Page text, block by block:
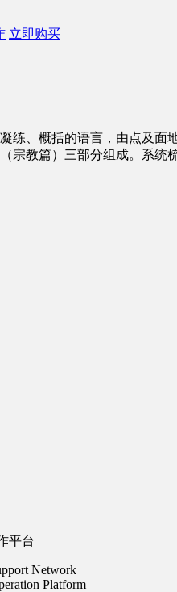
立即购买
练、概括的语言，由点及
宗教篇）三部分组成。系
平台
Network
Platform